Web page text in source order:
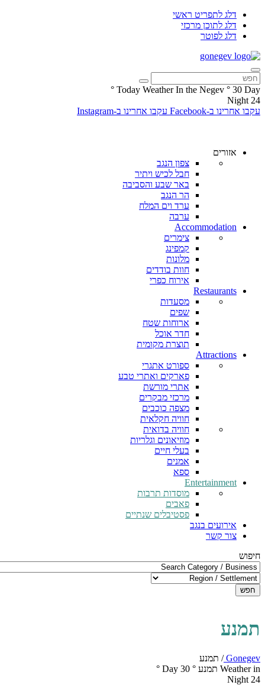
דלג לתפריט ראשי
דלג לתוכן מרכזי
דלג לפוטר
Today Weather In the Negev ° 30 Day
°
24
Night
עקבו אחרינו ב-Facebook
עקבו אחרינו ב-Instagram
אזורים
צפון הנגב
חבל לכיש ויתיר
באר שבע והסביבה
הר הנגב
ערד וים המלח
ערבה
Accommodation
צימרים
קמפינג
מלונות
חוות בודדים
אירוח כפרי
Restaurants
מסעדות
שפים
ארוחות שטח
חדר אוכל
תוצרת מקומית
Attractions
ספורט אתגרי
פארקים ואתרי טבע
אתרי מורשת
מרכזי מבקרים
מצפה כוכבים
חוויה חקלאית
חוויה בדואית
מוזיאונים וגלריות
בעלי חיים
אמנים
ספא
Entertainment
מוסדות תרבות
פאבים
פסטיבלים שנתיים
אירועים בנגב
צור קשר
חיפוש
חפש
תמנע
Gonegev
/ תמנע
Weather in תמנע
°
30
Day
°
24
Night